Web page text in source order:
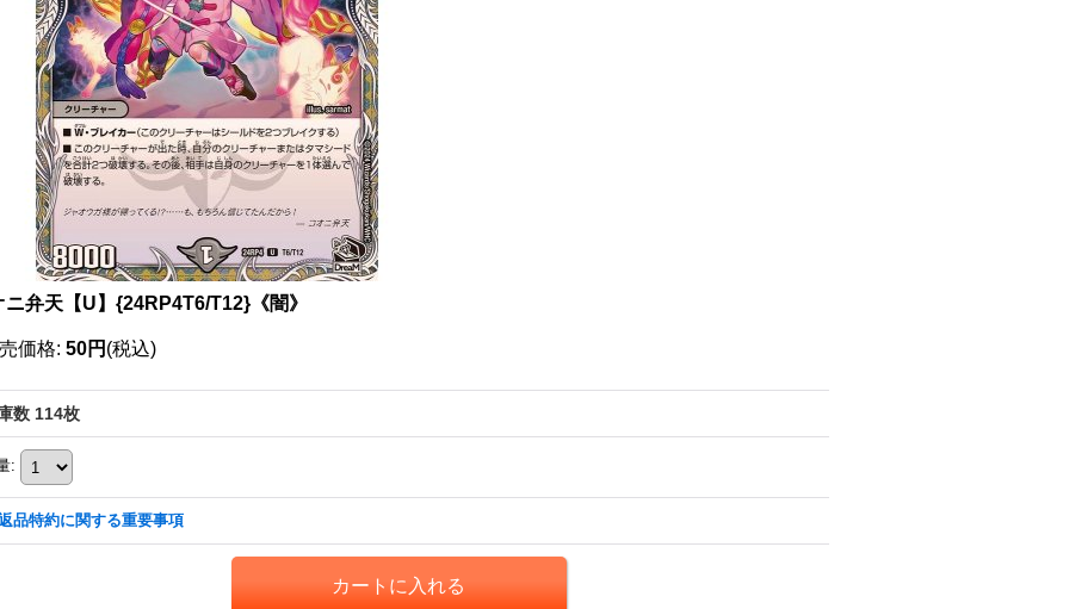
ニ弁天【U】{24RP4T6/T12}《闇》
価格: 50円 (税込)
数 114枚
:
品特約に関する重要事項